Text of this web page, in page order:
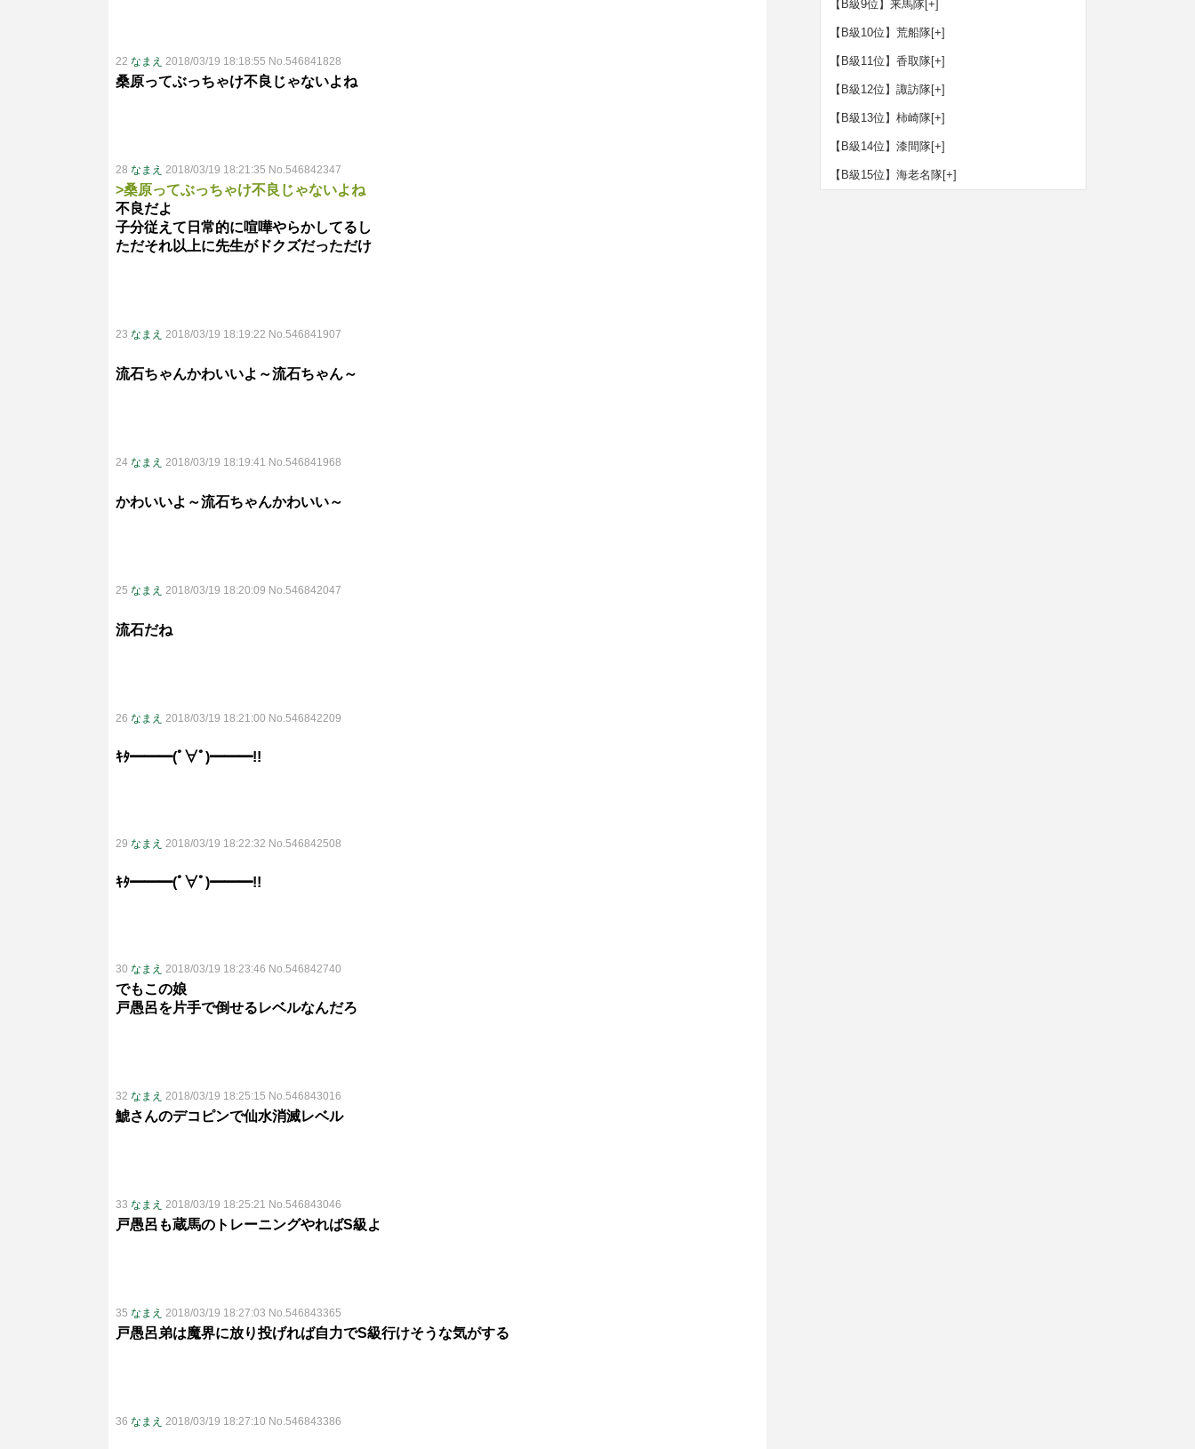
22 なまえ 2018/03/19 18:18:55 No.546841828
桑原ってぶっちゃけ不良じゃないよね
28 なまえ 2018/03/19 18:21:35 No.546842347
>桑原ってぶっちゃけ不良じゃないよね
不良だよ
子分従えて日常的に喧嘩やらかしてるし
ただそれ以上に先生がドクズだっただけ
23 なまえ 2018/03/19 18:19:22 No.546841907
流石ちゃんかわいいよ～流石ちゃん～
24 なまえ 2018/03/19 18:19:41 No.546841968
かわいいよ～流石ちゃんかわいい～
25 なまえ 2018/03/19 18:20:09 No.546842047
流石だね
26 なまえ 2018/03/19 18:21:00 No.546842209
ｷﾀ━━━(ﾟ∀ﾟ)━━━!!
29 なまえ 2018/03/19 18:22:32 No.546842508
ｷﾀ━━━(ﾟ∀ﾟ)━━━!!
30 なまえ 2018/03/19 18:23:46 No.546842740
でもこの娘
戸愚呂を片手で倒せるレベルなんだろ
32 なまえ 2018/03/19 18:25:15 No.546843016
鯱さんのデコピンで仙水消滅レベル
33 なまえ 2018/03/19 18:25:21 No.546843046
戸愚呂も蔵馬のトレーニングやればS級よ
35 なまえ 2018/03/19 18:27:03 No.546843365
戸愚呂弟は魔界に放り投げれば自力でS級行けそうな気がする
36 なまえ 2018/03/19 18:27:10 No.546843386
【B級9位】来馬隊[+]
【B級10位】荒船隊[+]
【B級11位】香取隊[+]
【B級12位】諏訪隊[+]
【B級13位】柿崎隊[+]
【B級14位】漆間隊[+]
【B級15位】海老名隊[+]